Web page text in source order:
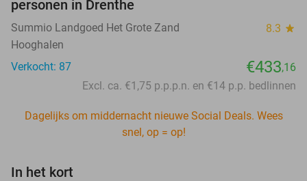
personen in Drenthe
Summio Landgoed Het Grote Zand 8.3 star
Hooghalen
Verkocht: 87
€433,16
Excl. ca. €1,75 p.p.p.n. en €14 p.p. bedlinnen
Dagelijks om middernacht nieuwe Social Deals. Wees
snel, op = op!
In het kort